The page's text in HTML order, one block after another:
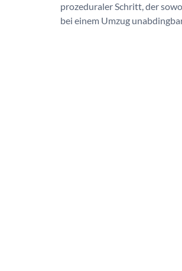
prozeduraler Schritt, der
bei einem Umzug